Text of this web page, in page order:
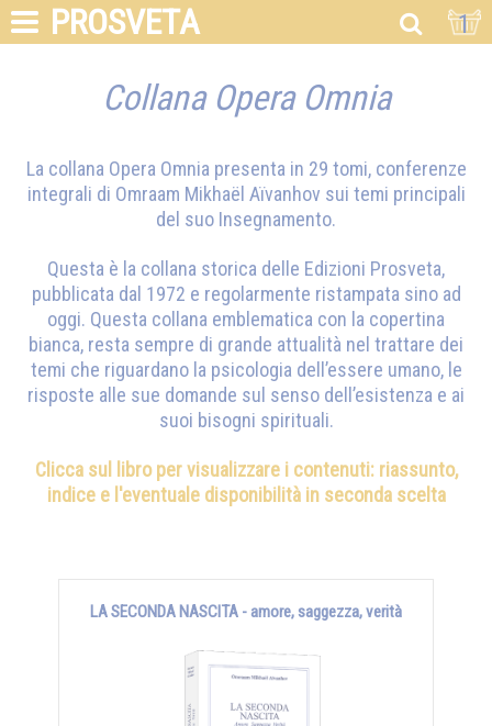
PROSVETA 1
Collana Opera Omnia
La collana Opera Omnia presenta in 29 tomi, conferenze
integrali di Omraam Mikhaël Aïvanhov sui temi principali
del suo Insegnamento.
Questa è la collana storica delle Edizioni Prosveta,
pubblicata dal 1972 e regolarmente ristampata sino ad
oggi. Questa collana emblematica con la copertina
bianca, resta sempre di grande attualità nel trattare dei
temi che riguardano la psicologia dell’essere umano, le
risposte alle sue domande sul senso dell’esistenza e ai
suoi bisogni spirituali.
Clicca sul libro per visualizzare i contenuti: riassunto,
indice e l'eventuale disponibilità in seconda scelta
LA SECONDA NASCITA - amore, saggezza, verità